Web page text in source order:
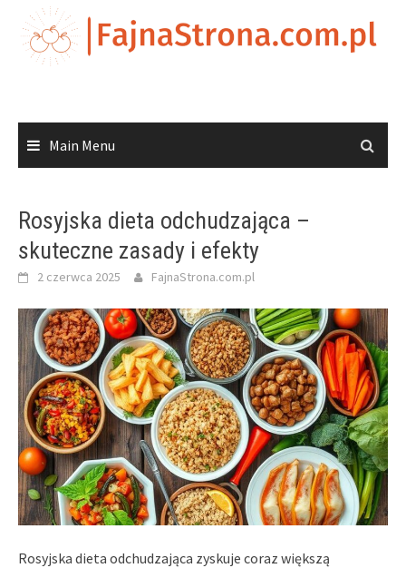
content
Main Menu
Rosyjska dieta odchudzająca –
skuteczne zasady i efekty
2 czerwca 2025 FajnaStrona.com.pl
Rosyjska dieta odchudzająca zyskuje coraz większą